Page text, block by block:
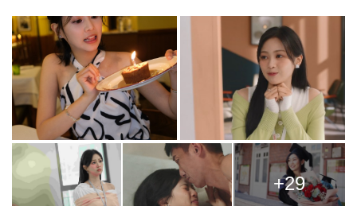
+29